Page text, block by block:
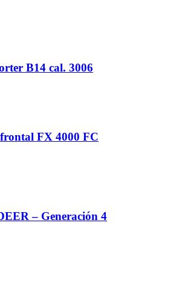
B14 cal. 3006
FX 4000 FC
– Generación 4